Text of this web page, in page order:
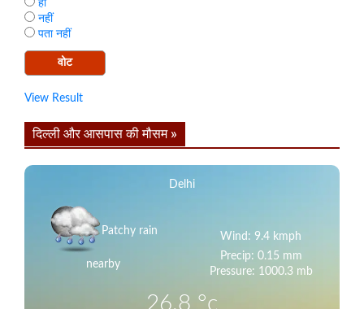
हां
नहीं
पता नहीं
View Result
दिल्ली और आसपास की मौसम »
Delhi
Patchy rain
nearby
Wind: 9.4 kmph
Precip: 0.15 mm
Pressure: 1000.3 mb
26.8 °c